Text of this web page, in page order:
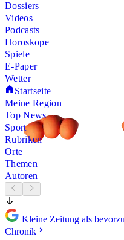
Dossiers
Videos
Podcasts
Horoskope
Spiele
E-Paper
Wetter
Startseite
Meine Region
Top News
Sport
Rubriken
Orte
Themen
Autoren
Kleine Zeitung als
Chronik